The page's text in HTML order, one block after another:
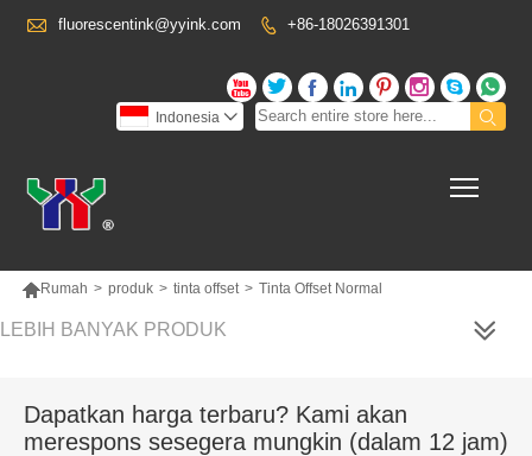
 fluorescentink@yyink.com  +86-18026391301
      


Indonesia 
Rumah > produk > tinta offset > Tinta Offset Normal
LEBIH BANYAK PRODUK
Dapatkan harga terbaru? Kami akan
merespons sesegera mungkin (dalam 12 jam)